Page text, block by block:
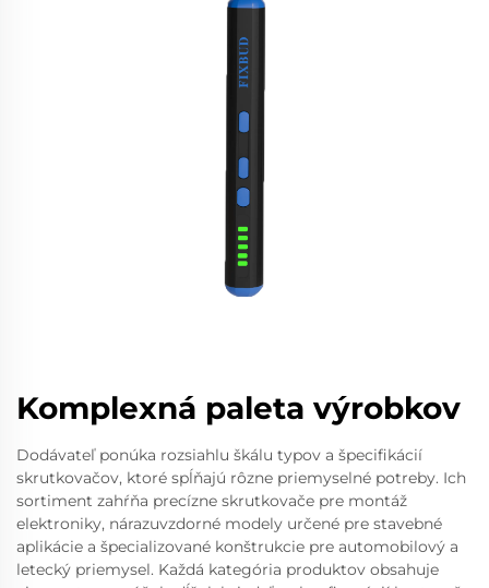
Komplexná paleta výrobkov
Dodávateľ ponúka rozsiahlu škálu typov a špecifikácií
skrutkovačov, ktoré spĺňajú rôzne priemyselné potreby. Ich
sortiment zahŕňa precízne skrutkovače pre montáž
elektroniky, nárazuvzdorné modely určené pre stavebné
aplikácie a špecializované konštrukcie pre automobilový a
letecký priemysel. Každá kategória produktov obsahuje